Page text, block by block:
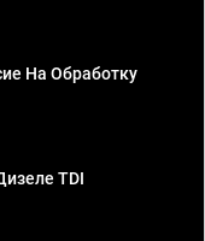
На Обработку
TDI